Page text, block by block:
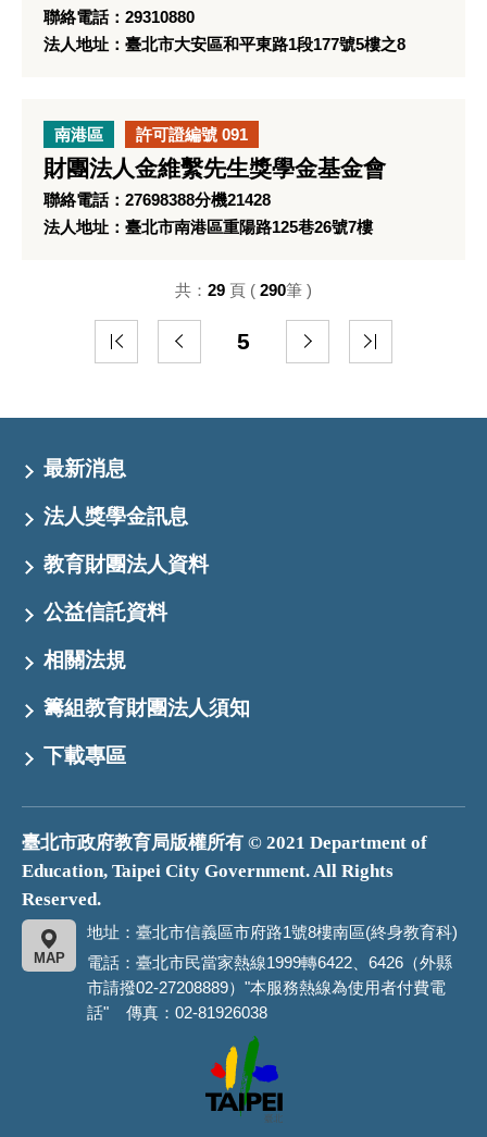
聯絡電話：29310880
法人地址：臺北市大安區和平東路1段177號5樓之8
南港區 許可證編號 091
財團法人金維繫先生獎學金基金會
聯絡電話：27698388分機21428
法人地址：臺北市南港區重陽路125巷26號7樓
5
共： 29 頁 ( 290筆 )
最新消息
法人獎學金訊息
教育財團法人資料
公益信託資料
相關法規
籌組教育財團法人須知
下載專區
臺北市政府教育局版權所有 © 2021 Department of
Education, Taipei City Government. All Rights
Reserved.
地址：臺北市信義區市府路1號8樓南區(終身教育科)
MAP
電話：臺北市民當家熱線1999轉6422、6426（外縣
市請撥02-27208889）"本服務熱線為使用者付費電
話" 傳真：02-81926038
市
政